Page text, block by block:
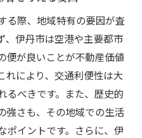
る際、地域特有の要因が査
、伊丹市は空港や主要都市
便が良いことが不動産価値
れにより、交通利便性は大
るべきです。また、歴史的
強さも、その地域での生活
ポイントです。さらに、伊